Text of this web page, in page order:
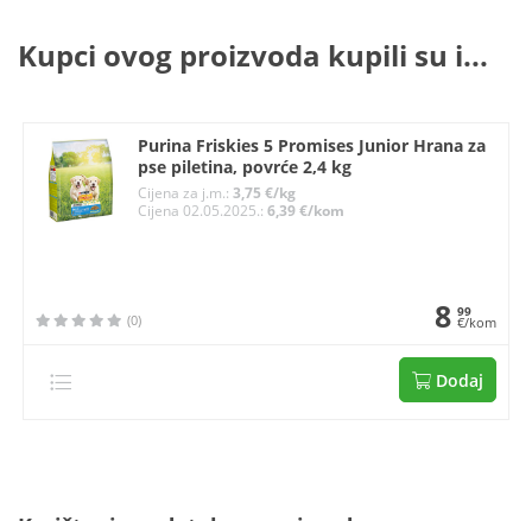
Kupci ovog proizvoda kupili su i...
Purina Friskies 5 Promises Junior Hrana za
pse piletina, povrće 2,4 kg
Cijena za j.m.:3,75 €/kg
Cijena 02.05.2025.:6,39 €/kom
(0) 8 99
€/kom
Dodaj